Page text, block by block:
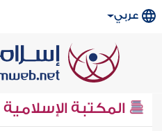
عربي
المكتبة الإسلامية